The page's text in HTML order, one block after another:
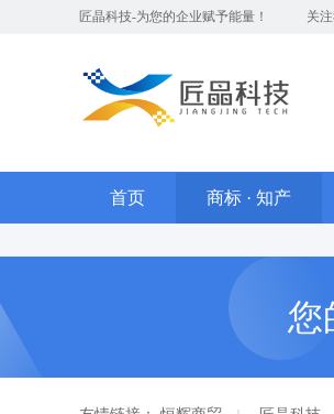
匠晶科技-为您的企业赋予能量！ 关
首页 商标 · 知产
您